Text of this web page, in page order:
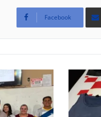
Facebook